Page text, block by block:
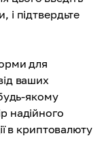
і підтвердьте
для
ваших
якому
надійного
в криптовалюту